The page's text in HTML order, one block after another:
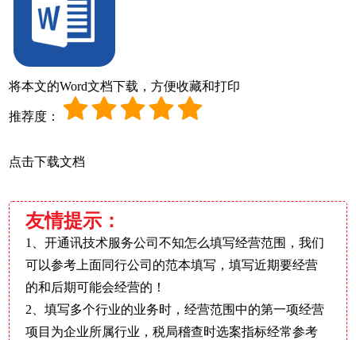
将本文的Word文档下载，方便收藏和打印
推荐度：
点击下载文档
友情提示：
1、开通讯技术服务公司不知怎么填写经营范围，我们
可以参考上面同行公司的范本填写，填写近期要经营
的和后期可能会经营的！
2、填写多个行业的业务时，经营范围中的第一项经营
项目为企业所属行业，税局稽查时选案指标经常参考